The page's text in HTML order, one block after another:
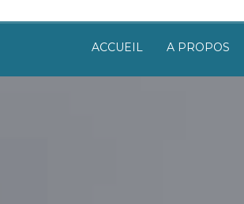
ACCUEIL A PROPOS